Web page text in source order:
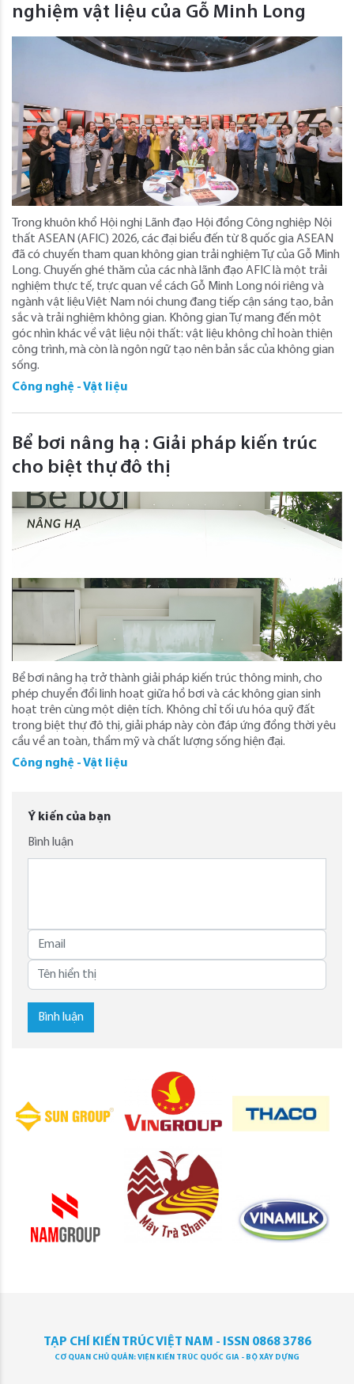
nghiệm vật liệu của Gỗ Minh Long
Trong khuôn khổ Hội nghị Lãnh đạo Hội đồng Công nghiệp Nội
thất ASEAN (AFIC) 2026, các đại biểu đến từ 8 quốc gia ASEAN
đã có chuyến tham quan không gian trải nghiệm Tự của Gỗ Minh
Long. Chuyến ghé thăm của các nhà lãnh đạo AFIC là một trải
nghiệm thực tế, trực quan về cách Gỗ Minh Long nói riêng và
ngành vật liệu Việt Nam nói chung đang tiếp cận sáng tạo, bản
sắc và trải nghiệm không gian. Không gian Tự mang đến một
góc nhìn khác về vật liệu nội thất: vật liệu không chỉ hoàn thiện
công trình, mà còn là ngôn ngữ tạo nên bản sắc của không gian
sống.
Công nghệ - Vật liệu
Bể bơi nâng hạ : Giải pháp kiến trúc
cho biệt thự đô thị
Bể bơi nâng hạ trở thành giải pháp kiến trúc thông minh, cho
phép chuyển đổi linh hoạt giữa hồ bơi và các không gian sinh
hoạt trên cùng một diện tích. Không chỉ tối ưu hóa quỹ đất
trong biệt thự đô thị, giải pháp này còn đáp ứng đồng thời yêu
cầu về an toàn, thẩm mỹ và chất lượng sống hiện đại.
Công nghệ - Vật liệu
Ý kiến của bạn
Bình luận
Bình luận
TẠP CHÍ KIẾN TRÚC VIỆT NAM - ISSN 0868 3786
CƠ QUAN CHỦ QUẢN: VIỆN KIẾN TRÚC QUỐC GIA - BỘ XÂY DỰNG